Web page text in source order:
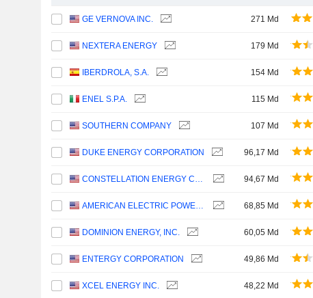
GE VERNOVA INC. 271 Md
NEXTERA ENERGY 179 Md
IBERDROLA, S.A. 154 Md
ENEL S.P.A. 115 Md
SOUTHERN COMPANY 107 Md
DUKE ENERGY CORPORATION 96,17 Md
CONSTELLATION ENERGY CORPORATION 94,67 Md
AMERICAN ELECTRIC POWER COMPANY, INC. 68,85 Md
DOMINION ENERGY, INC. 60,05 Md
ENTERGY CORPORATION 49,86 Md
XCEL ENERGY INC. 48,22 Md